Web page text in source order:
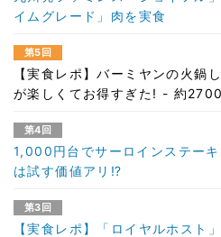
イムグレード」肉を実食
第5回
【実食レポ】バーミヤンの火鍋
が楽しくてお得すぎた! - 約
第4回
1,000円台でサーロインステー
は試す価値アリ⁉
第3回
【実食レポ】「ロイヤルホスト